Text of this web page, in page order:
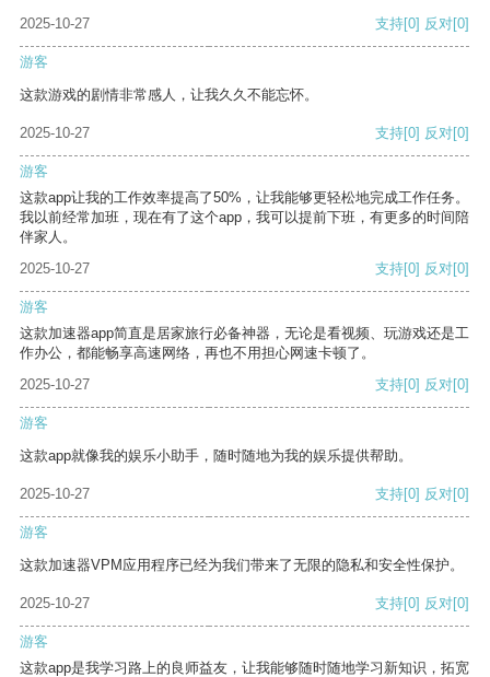
2025-10-27 支持[0] 反对[0]
游客
这款游戏的剧情非常感人，让我久久不能忘怀。
2025-10-27 支持[0] 反对[0]
游客
这款app让我的工作效率提高了50%，让我能够更轻松地完成工作任务。
我以前经常加班，现在有了这个app，我可以提前下班，有更多的时间陪
伴家人。
2025-10-27
支持[0] 反对[0]
游客
这款加速器app简直是居家旅行必备神器，无论是看视频、玩游戏还是工
作办公，都能畅享高速网络，再也不用担心网速卡顿了。
2025-10-27
支持[0] 反对[0]
游客
这款app就像我的娱乐小助手，随时随地为我的娱乐提供帮助。
2025-10-27 支持[0] 反对[0]
游客
这款加速器VPM应用程序已经为我们带来了无限的隐私和安全性保护。
2025-10-27 支持[0] 反对[0]
游客
这款app是我学习路上的良师益友，让我能够随时随地学习新知识，拓宽